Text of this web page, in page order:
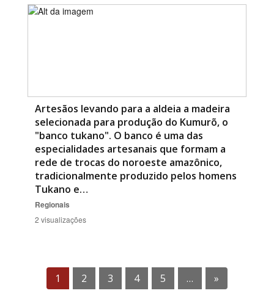
Artesãos levando para a aldeia a madeira
selecionada para produção do Kumurõ, o
"banco tukano". O banco é uma das
especialidades artesanais que formam a
rede de trocas do noroeste amazônico,
tradicionalmente produzido pelos homens
Tukano e…
Regionais
2 visualizações
1 2 3 4 5 … »